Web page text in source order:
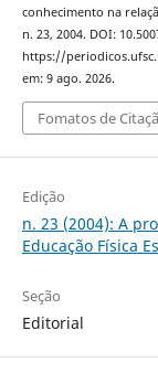
conhecimento na
n. 23, 2004. DOI:
https://
em: 9 ago. 2026.
Fomatos de
Edição
n. 23 (2004): A
Educação Física
Seção
Editorial